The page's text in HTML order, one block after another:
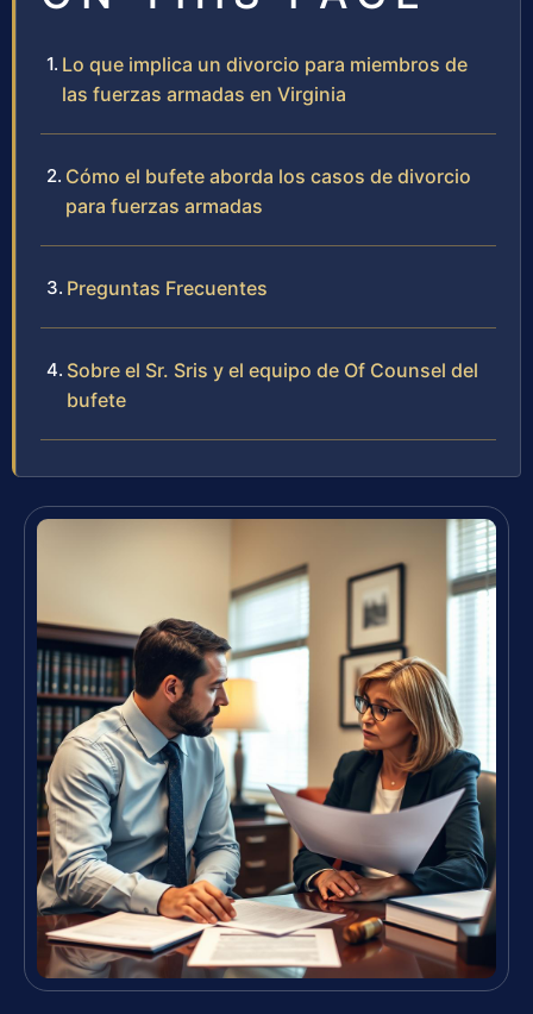
Lo que implica un divorcio para miembros de
las fuerzas armadas en Virginia
Cómo el bufete aborda los casos de divorcio
para fuerzas armadas
Preguntas Frecuentes
Sobre el Sr. Sris y el equipo de Of Counsel del
bufete